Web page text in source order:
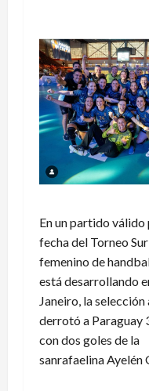
En un partido válido
fecha del Torneo
femenino de
está desarrollando
Janeiro, la
derrotó a Paraguay
con dos goles de la
sanrafaelina Ayelén